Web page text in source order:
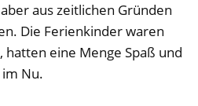
aus zeitlichen Gründen
Die Ferienkinder waren
eine Menge Spaß und
Nu.